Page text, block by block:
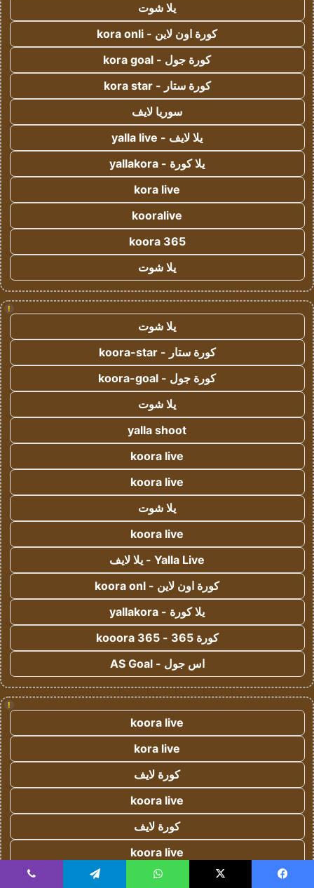
يلا شوت
كورة اون لاين - kora onli
كورة جول - kora goal
كورة ستار - kora star
سوريا لايف
يلا لايف - yalla live
يلا كورة - yallakora
kora live
kooralive
koora 365
يلا شوت
!
يلا شوت
كورة ستار - koora-star
كورة جول - koora-goal
يلا شوت
yalla shoot
koora live
koora live
يلا شوت
koora live
Yalla Live - يلا لايف
كورة اون لاين - koora onl
يلا كورة - yallakora
كورة 365 - kooora 365
اس جول - AS Goal
!
koora live
kora live
كورة لايف
koora live
كورة لايف
koora live
كورة لايف